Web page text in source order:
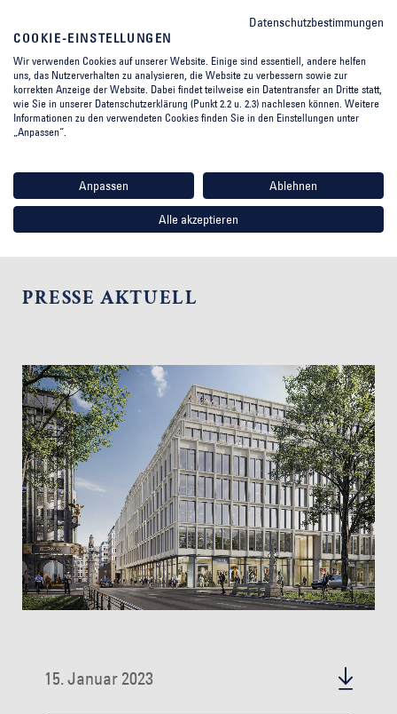
PRESSE AKTUELL
15. Januar 2023
Datenschutzbestimmungen
COOKIE-EINSTELLUNGEN
Wir verwenden Cookies auf unserer Website. Einige sind essentiell, andere helfen
uns, das Nutzerverhalten zu analysieren, die Website zu verbessern sowie zur
korrekten Anzeige der Website. Dabei findet teilweise ein Datentransfer an Dritte statt,
wie Sie in unserer Datenschutzerklärung (Punkt 2.2 u. 2.3) nachlesen können. Weitere
Informationen zu den verwendeten Cookies finden Sie in den Einstellungen unter
„Anpassen“.
Anpassen Ablehnen
Alle akzeptieren